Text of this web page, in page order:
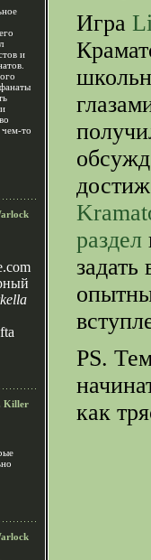
и
чем-то
Killer
Игра
раздел
PS.
как